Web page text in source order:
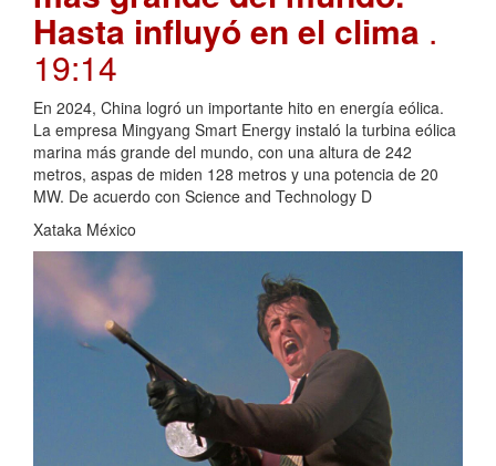
Hasta influyó en el clima .
19:14
En 2024, China logró un importante hito en energía eólica.
La empresa Mingyang Smart Energy instaló la turbina eólica
marina más grande del mundo, con una altura de 242
metros, aspas de miden 128 metros y una potencia de 20
MW. De acuerdo con Science and Technology D
Xataka México